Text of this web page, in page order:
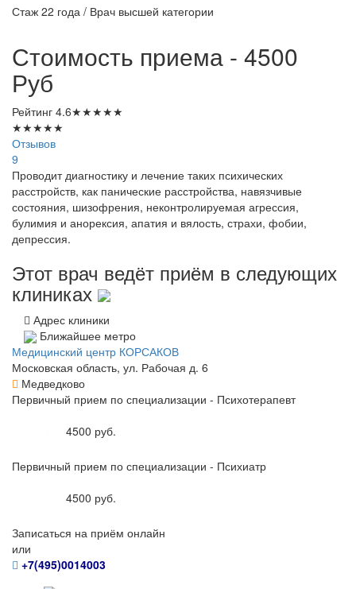
Стаж 22 года / Врач высшей категории
Стоимость приема - 4500
Руб
Рейтинг 4.6★★★★★
★★★★★
Отзывов
9
Проводит диагностику и лечение таких психических
расстройств, как панические расстройства, навязчивые
состояния, шизофрения, неконтролируемая агрессия,
булимия и анорексия, апатия и вялость, страхи, фобии,
депрессия.
Этот врач ведёт приём в следующих
клиниках
Адрес клиники
Ближайшее метро
Медицинский центр КОРСАКОВ
Московская область, ул. Рабочая д. 6
Медведково
Первичный прием по специализации - Психотерапевт
4500 руб.
Первичный прием по специализации - Психиатр
4500 руб.
Записаться на приём онлайн
или
+7(495)0014003